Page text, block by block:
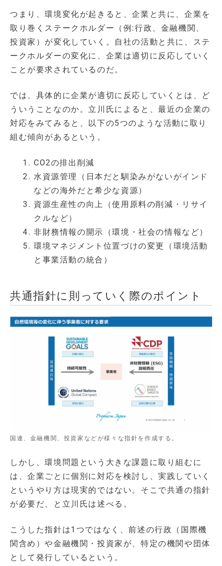
つまり、環境変化が起きると、企業と共に、企業を
取り巻くステークホルダー（例:行政、金融機関、
投資家）が変化していく。自社の活動と共に、ステ
ークホルダーの変化に、企業は適切に反応していく
ことが要求されているのだ。
では、具体的に企業が適切に反応していくとは、ど
ういうことなのか。立川氏によると、最近の企業の
対応をみてみると、以下の5つのような活動に取り
組む傾向があるという。
CO2の排出削減
水資源管理（日本だと馴染みがないがインド
などの海外だと希少な資源）
資源生産性の向上（使用原料の削減・リサイ
クルなど）
非財務情報の開示（環境・社会の情報など）
環境マネジメント位置づけの変更（環境活動
と事業活動の統合）
共通指針に則っていく際のポイント
国連、金融機関、投資家などが様々な指針を作成する。
しかし、環境問題という大きな課題に取り組むに
は、企業ごとに個別に対応を検討し、実践していく
というやり方は現実的ではない。そこで共通の指針
が必要だ、と立川氏は述べる。
こうした指針は1つではなく、前述の行政（国際機
関含め）や金融機関・投資家が、特定の機関や団体
として発行しているという。